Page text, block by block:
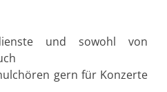
und sowohl von
gern für Konzerte